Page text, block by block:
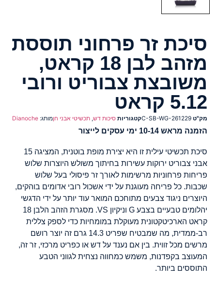
סיכת זר פרחוני תוססת
מזהב לבן 18 קראט,
משובצת צבוריט ורובי
5.12 קראט
מק"ט C-SB-WG-261229קטגוריות סיכות דש, תכשיטי אבני חןמותג: Dianoche
הזמנה מראש 10-14 ימי עסקים לייצור
סיכת תכשיטי עילית זו היא יצירת מופת בוטנית, המציגה 15
אבני צבוריט ירוקות עשירות בחיתוך משולש היוצרות שלוש
פריחות פרחוניות מרשימות לאורך זר פיסולי בעל שלוש
שכבות. כל פריחה מעוגנת על ידי אשכול רובי אדומים בוהקים,
היוצרים ניגוד צבעים מתוחכם המואר עוד יותר על ידי הדגשי
יהלומים טבעיים בצבע G וניקיון VS. מסגרת הזהב הלבן 18
קראט הארכיטקטונית מעוקלת במומחיות כדי לספק צללית
רב-ממדית, מה שמבטיח שפריט 14.3 גרם זה יוצר רושם
מרשים מכל זווית. בין אם נענד על דש או כפריט מרכזי, זר זה,
המעוצב בקפדנות, משמש כמחווה נצחית לגווני הטבע
התוססים ביותר.